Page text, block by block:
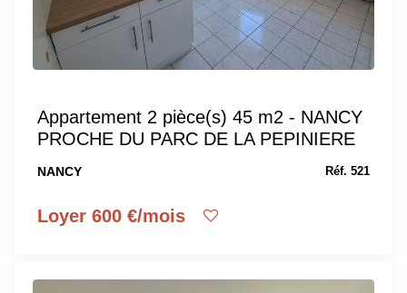
Appartement 2 pièce(s) 45 m2 - NANCY
PROCHE DU PARC DE LA PEPINIERE
NANCY Réf. 521
Loyer 600 €/mois